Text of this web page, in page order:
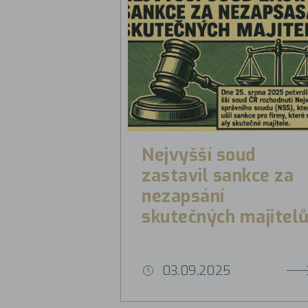
Nejvyšší soud
zastavil sankce za
nezapsání
skutečných
03.09.2025